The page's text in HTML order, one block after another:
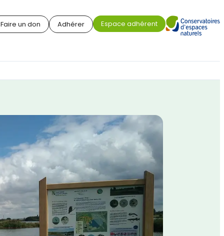
Faire un don Adhérer Espace adhérent